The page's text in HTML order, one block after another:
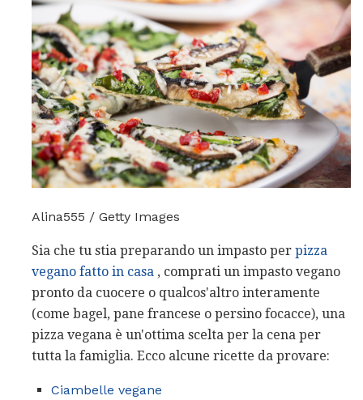
Alina555 / Getty Images
Sia che tu stia preparando un impasto per pizza
vegano fatto in casa , comprati un impasto vegano
pronto da cuocere o qualcos'altro interamente
(come bagel, pane francese o persino focacce), una
pizza vegana è un'ottima scelta per la cena per
tutta la famiglia. Ecco alcune ricette da provare:
Ciambelle vegane